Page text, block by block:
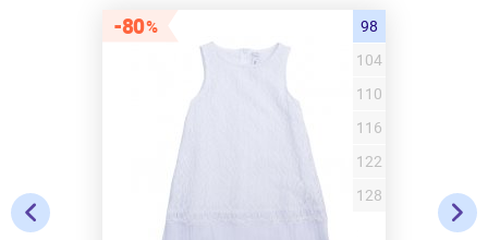
80
98
104
110
116
122
128